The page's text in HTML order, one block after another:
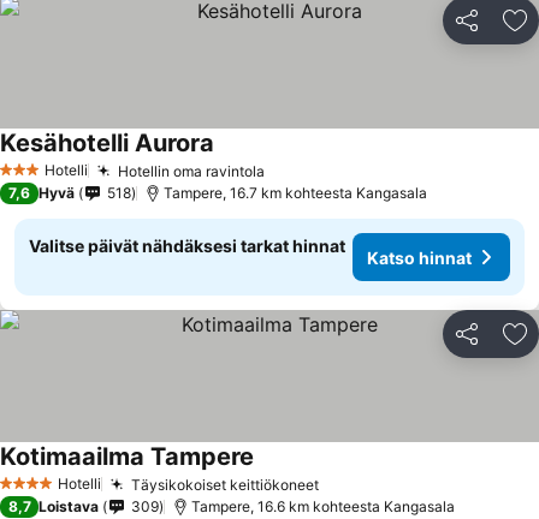
Jaa
3 Tähtiluokitus
Hotelli Hotellin oma ravintola
Kesähotelli Aurora
7,6 Hyvä 518 Tampere, 16.7 km kohteesta Kangasala
Valitse päivät nähdäksesi tarkat hinnat
Katso hinnat
Jaa
4 Tähtiluokitus
Hotelli Täysikokoiset keittiökoneetKatso hinnat
Kotimaailma Tampere
8,7 Loistava 309 Tampere, 16.6 km kohteesta Kangasala